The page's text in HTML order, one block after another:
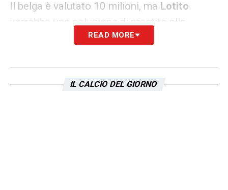
Il belga è valutato 10 milioni, ma Lotito
vorrebbe una soluzione di prestito alla
Zaccagniper portare il
LA PLAYLIST DELLE NOSTRE TOP NEWS
READ MORE
IL CALCIO DEL GIORNO